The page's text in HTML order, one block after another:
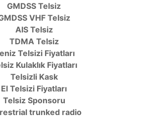
GMDSS Telsiz
VHF Telsiz
AIS Telsiz
TDMA Telsiz
Telsizi Fiyatları
Kulaklık Fiyatları
Telsizli Kask
El Telsizi Fiyatları
Telsiz Sponsoru
trunked radio